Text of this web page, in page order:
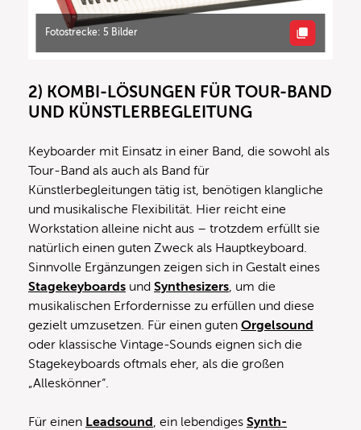
Fotostrecke: 5 Bilder
2) KOMBI-LÖSUNGEN FÜR TOUR-BAND
UND KÜNSTLERBEGLEITUNG
Keyboarder mit Einsatz in einer Band, die sowohl als
Tour-Band als auch als Band für
Künstlerbegleitungen tätig ist, benötigen klangliche
und musikalische Flexibilität. Hier reicht eine
Workstation alleine nicht aus – trotzdem erfüllt sie
natürlich einen guten Zweck als Hauptkeyboard.
Sinnvolle Ergänzungen zeigen sich in Gestalt eines
Stagekeyboards und Synthesizers, um die
musikalischen Erfordernisse zu erfüllen und diese
gezielt umzusetzen. Für einen guten Orgelsound
oder klassische Vintage-Sounds eignen sich die
Stagekeyboards oftmals eher, als die großen
„Alleskönner“.
Für einen Leadsound, ein lebendiges Synth-